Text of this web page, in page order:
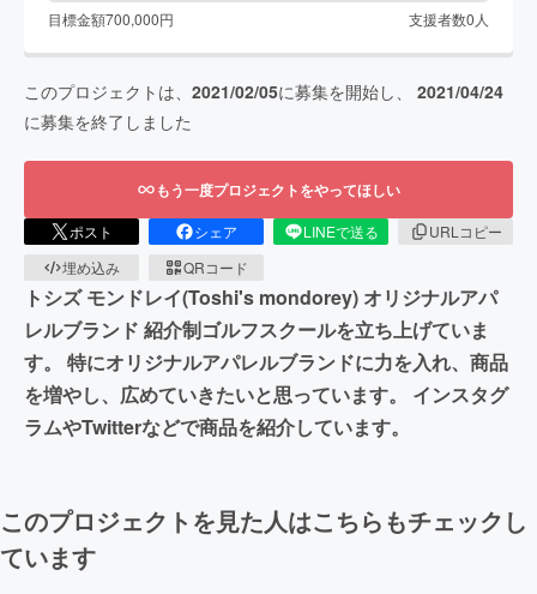
目標金額700,000円 支援者数0 人
このプロジェクトは、 2021/02/05に募集を開始し、 2021/04/24
に募集を終了しました
もう一度プロジェクトをやってほしい
ポスト シェア LINEで送る
URLコピー
埋め込み
QRコード
トシズ モンドレイ(Toshi's mondorey) オリジナルアパ
レルブランド 紹介制ゴルフスクールを立ち上げていま
す。 特にオリジナルアパレルブランドに力を入れ、商品
を増やし、広めていきたいと思っています。 インスタグ
ラムやTwitterなどで商品を紹介しています。
このプロジェクトを見た人はこちらもチェックし
ています